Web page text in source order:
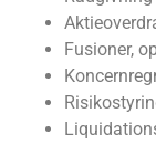
Fusioner,